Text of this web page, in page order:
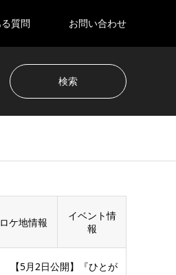
質問 お問い合わせ
ロケ地情報
イベント情
報
【5月2日公開】『ひとが